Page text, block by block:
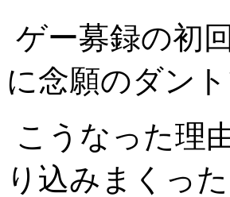
ゲー募録の初
に念願のダン
こうなった理
り込みまくっ